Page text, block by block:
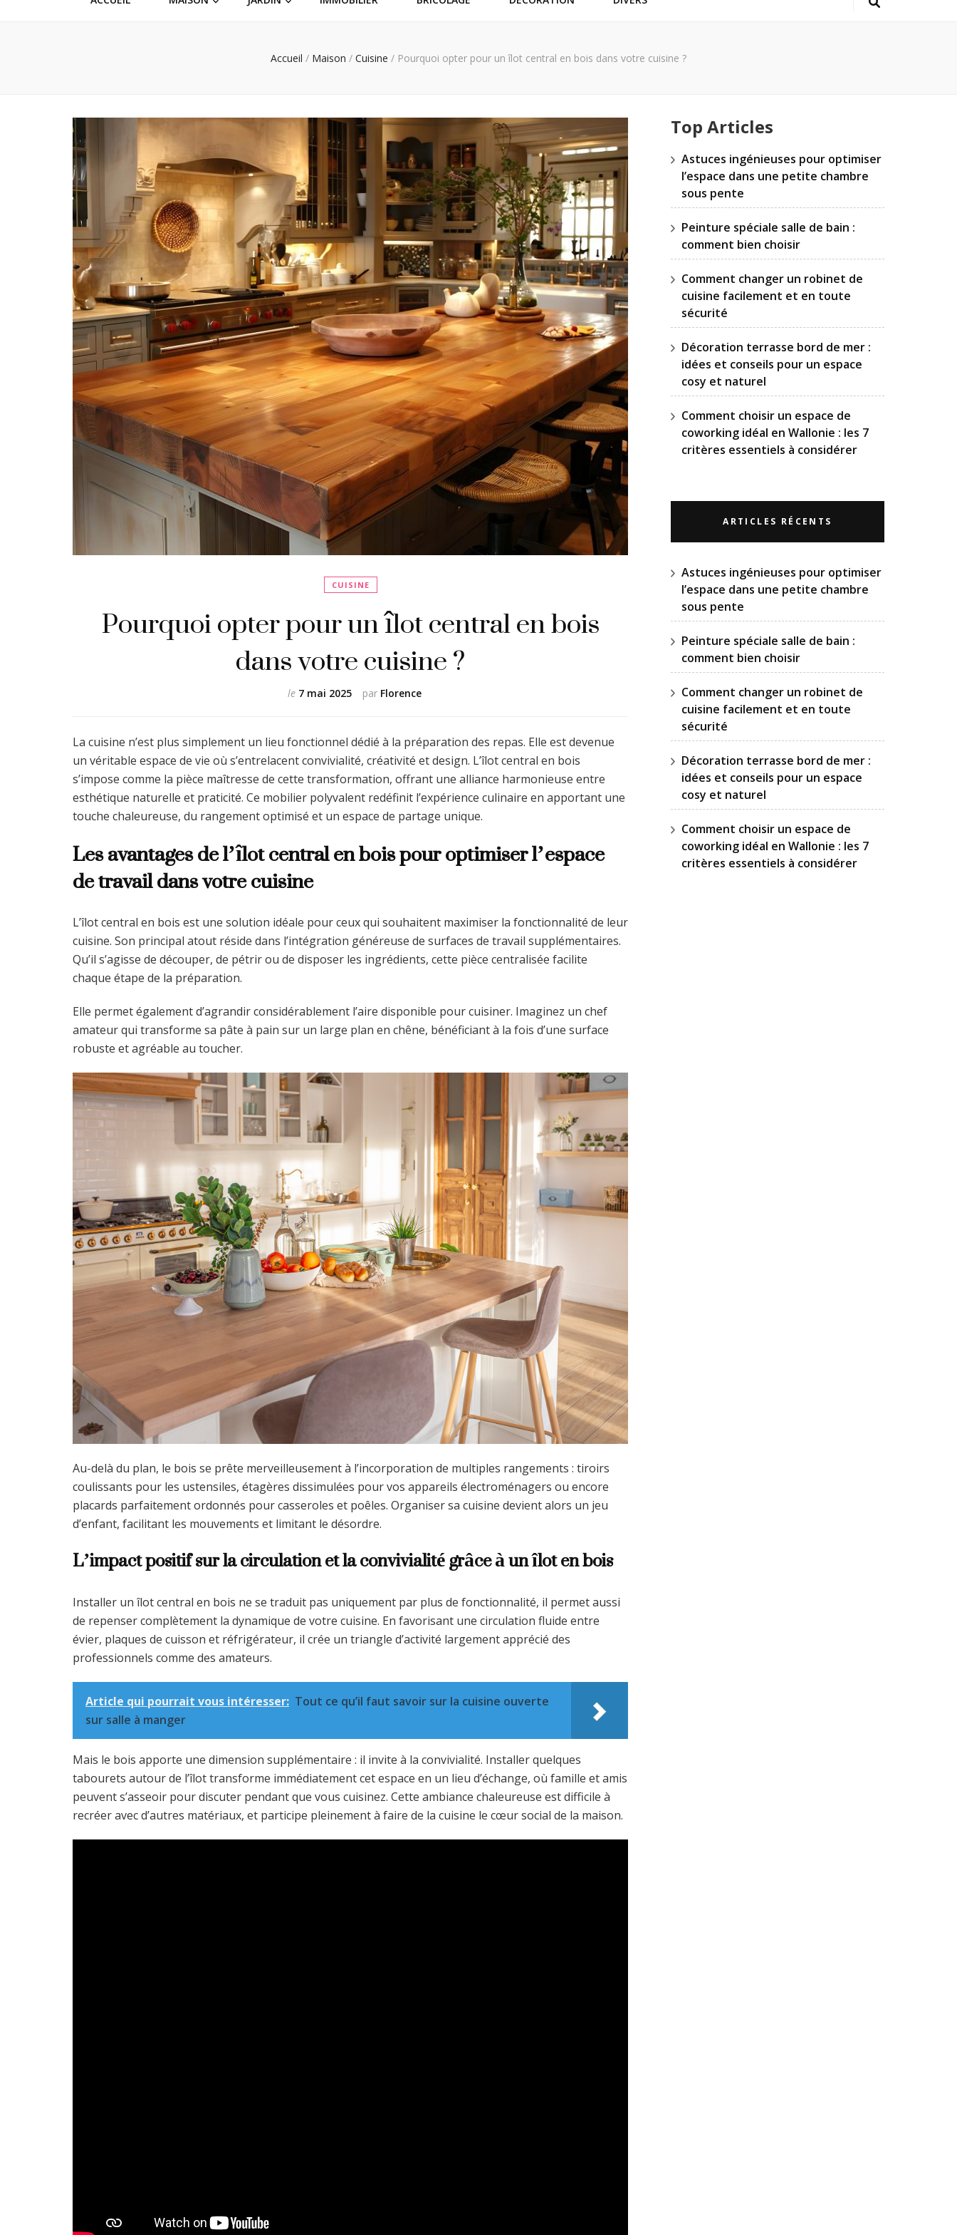
Accueil / Maison / Cuisine / Pourquoi opter pour un îlot central en bois dans votre cuisine ?
CUISINE
Pourquoi opter pour un îlot central en bois
dans votre cuisine ?
par Florence
le 7 mai 2025
La cuisine n’est plus simplement un lieu fonctionnel dédié à la préparation des repas. Elle est devenue
un véritable espace de vie où s’entrelacent convivialité, créativité et design. L’îlot central en bois
s’impose comme la pièce maîtresse de cette transformation, offrant une alliance harmonieuse entre
esthétique naturelle et praticité. Ce mobilier polyvalent redéfinit l’expérience culinaire en apportant une
touche chaleureuse, du rangement optimisé et un espace de partage unique.
Les avantages de l’îlot central en bois pour optimiser l’espace
de travail dans votre cuisine
L’îlot central en bois est une solution idéale pour ceux qui souhaitent maximiser la fonctionnalité de leur
cuisine. Son principal atout réside dans l’intégration généreuse de surfaces de travail supplémentaires.
Qu’il s’agisse de découper, de pétrir ou de disposer les ingrédients, cette pièce centralisée facilite
chaque étape de la préparation.
Elle permet également d’agrandir considérablement l’aire disponible pour cuisiner. Imaginez un chef
amateur qui transforme sa pâte à pain sur un large plan en chêne, bénéficiant à la fois d’une surface
robuste et agréable au toucher.
Au-delà du plan, le bois se prête merveilleusement à l’incorporation de multiples rangements : tiroirs
coulissants pour les ustensiles, étagères dissimulées pour vos appareils électroménagers ou encore
placards parfaitement ordonnés pour casseroles et poêles. Organiser sa cuisine devient alors un jeu
d’enfant, facilitant les mouvements et limitant le désordre.
L’impact positif sur la circulation et la convivialité grâce à un îlot en bois
Installer un îlot central en bois ne se traduit pas uniquement par plus de fonctionnalité, il permet aussi
de repenser complètement la dynamique de votre cuisine. En favorisant une circulation fluide entre
évier, plaques de cuisson et réfrigérateur, il crée un triangle d’activité largement apprécié des
professionnels comme des amateurs.
Article qui pourrait vous intéresser: Tout ce qu’il faut savoir sur la cuisine ouverte
sur salle à manger
Mais le bois apporte une dimension supplémentaire : il invite à la convivialité. Installer quelques
tabourets autour de l’îlot transforme immédiatement cet espace en un lieu d’échange, où famille et amis
peuvent s’asseoir pour discuter pendant que vous cuisinez. Cette ambiance chaleureuse est difficile à
recréer avec d’autres matériaux, et participe pleinement à faire de la cuisine le cœur social de la maison.
Top Articles
Astuces ingénieuses pour optimiser
l’espace dans une petite chambre
sous pente
Peinture spéciale salle de bain :
comment bien choisir
Comment changer un robinet de
cuisine facilement et en toute
sécurité
Décoration terrasse bord de mer :
idées et conseils pour un espace
cosy et naturel
Comment choisir un espace de
coworking idéal en Wallonie : les 7
critères essentiels à considérer
ARTICLES RÉCENTS
Astuces ingénieuses pour optimiser
l’espace dans une petite chambre
sous pente
Peinture spéciale salle de bain :
comment bien choisir
Comment changer un robinet de
cuisine facilement et en toute
sécurité
Décoration terrasse bord de mer :
idées et conseils pour un espace
cosy et naturel
Comment choisir un espace de
coworking idéal en Wallonie : les 7
critères essentiels à considérer